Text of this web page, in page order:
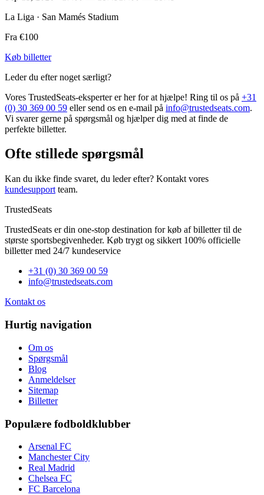
La Liga · San Mamés Stadium
Fra €100
Køb billetter
Leder du efter noget særligt?
Vores TrustedSeats-eksperter er her for at hjælpe! Ring til os på +31
(0) 30 369 00 59 eller send os en e-mail på info@trustedseats.com.
Vi svarer gerne på spørgsmål og hjælper dig med at finde de
perfekte billetter.
Ofte stillede spørgsmål
Kan du ikke finde svaret, du leder efter? Kontakt vores
kundesupport team.
TrustedSeats
TrustedSeats er din one-stop destination for køb af billetter til de
største sportsbegivenheder. Køb trygt og sikkert 100% officielle
billetter med 24/7 kundeservice
+31 (0) 30 369 00 59
info@trustedseats.com
Kontakt os
Hurtig navigation
Om os
Spørgsmål
Blog
Anmeldelser
Sitemap
Billetter
Populære fodboldklubber
Arsenal FC
Manchester City
Real Madrid
Chelsea FC
FC Barcelona